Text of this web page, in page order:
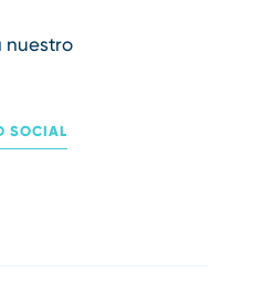
nuestro
SOCIAL